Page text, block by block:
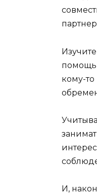
помощь
кому-то
И,